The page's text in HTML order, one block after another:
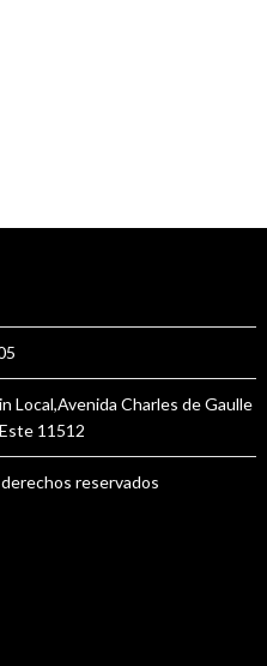
Local,Avenida Charles de Gaulle
11512
reservados